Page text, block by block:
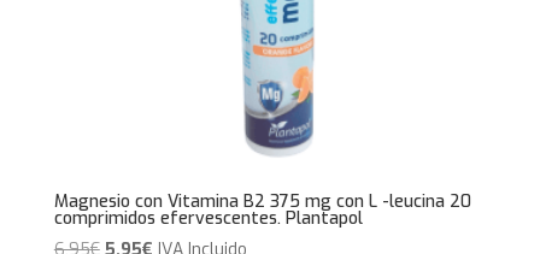
Magnesio con Vitamina B2 375 mg con L -leucina 20
comprimidos efervescentes. Plantapol
El
El